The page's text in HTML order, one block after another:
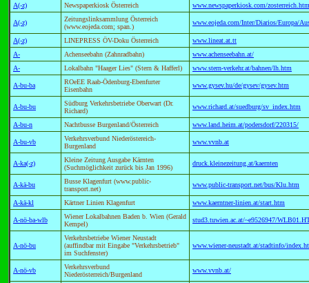
A(-z) Newspaperkiosk Österreich www.newspaperkiosk.com/zosterreich.htm
A(-z)
Zeitungslinksammlung Österreich
(www.eojeda.com; span.)
www.eojeda.com/Inter/Diarios/Europa/
A(-z) LINEPRESS ÖV-Doku Österreich
www.lineat.at.tt
A-
Achenseebahn (Zahnradbahn)
www.achenseebahn.at/
A-
Lokalbahn "Haager Lies" (Stern & Hafferl) www.stern-verkehr.at/bahnen/lh.htm
A-bu-ba
ROeEE Raab-Ödenburg-Ebenfurter
Eisenbahn
www.gysev.hu/de/gysev/gysev.htm
A-bu-bu
Südburg Verkehrsbetriebe Oberwart (Dr.
Richard)
www.richard.at/suedburg/sv_index.htm
A-bu-n Nachtbusse Burgenland/Österreich www.land.heim.at/podersdorf/220315/
A-bu-vb
Verkehrsverbund Niederöstereich-
Burgenland
www.vvnb.at
A-ka(-z)
Kleine Zeitung Ausgabe Kärnten
(Suchmöglichkeit zurück bis Jan 1996)
druck.kleinezeitung.at/kaernten
A-kä-bu
Busse Klagenfurt (www.public-
transport.net)
www.public-transport.net/bus/Klu.htm
A-kä-kl Kärtner Linien Klagenfurt www.kaerntner-linien.at/start.htm
A-nö-ba-wlb
Wiener Lokalbahnen Baden b. Wien (Gerald
Kempel)
stud3.tuwien.ac.at/~e9526947/
A-nö-bu
Verkehrsbetriebe Wiener Neustadt
(auffindbar mit Eingabe "Verkehrsbetrieb"
im Suchfenster)
www.wiener-neustadt.at/stadtinfo/
A-nö-vb
Verkehrsverbund
Niederösterreich/Burgenland
www.vvnb.at/